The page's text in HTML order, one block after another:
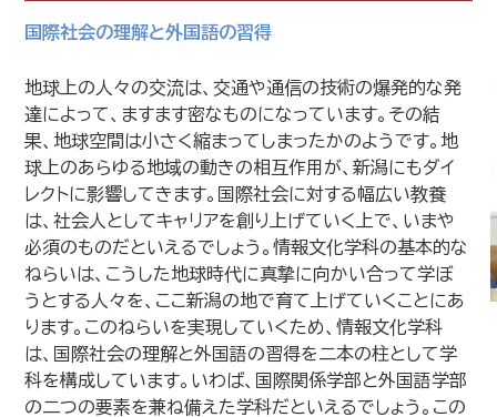
国際社会の理解と外国語の習得
地球上の人々の交流は、交通や通信の技術の爆発的な発
達によって、ますます密なものになっています。その結
果、地球空間は小さく縮まってしまったかのようです。地
球上のあらゆる地域の動きの相互作用が、新潟にもダイ
レクトに影響してきます。国際社会に対する幅広い教養
は、社会人としてキャリアを創り上げていく上で、いまや
必須のものだといえるでしょう。情報文化学科の基本的な
ねらいは、こうした地球時代に真摯に向かい合って学ぼ
うとする人々を、ここ新潟の地で育て上げていくことにあ
ります。このねらいを実現していくため、情報文化学科
は、国際社会の理解と外国語の習得を二本の柱として学
科を構成しています。いわば、国際関係学部と外国語学部
の二つの要素を兼ね備えた学科だといえるでしょう。この